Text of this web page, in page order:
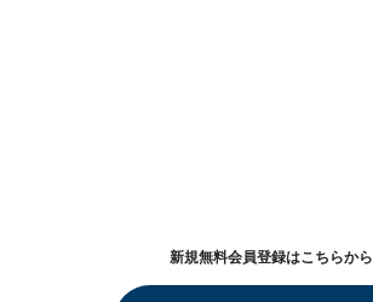
新規無料会員登録はこちらから